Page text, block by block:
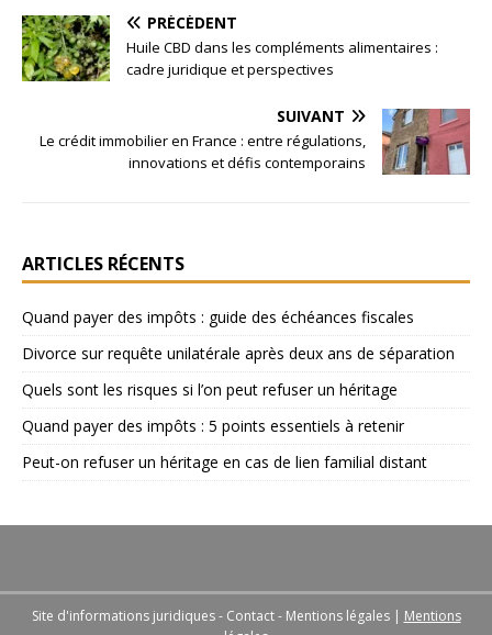
PRÉCÉDENT
Huile CBD dans les compléments alimentaires :
cadre juridique et perspectives
SUIVANT
Le crédit immobilier en France : entre régulations,
innovations et défis contemporains
ARTICLES RÉCENTS
Quand payer des impôts : guide des échéances fiscales
Divorce sur requête unilatérale après deux ans de séparation
Quels sont les risques si l’on peut refuser un héritage
Quand payer des impôts : 5 points essentiels à retenir
Peut-on refuser un héritage en cas de lien familial distant
Site d'informations juridiques - Contact - Mentions légales | Mentions